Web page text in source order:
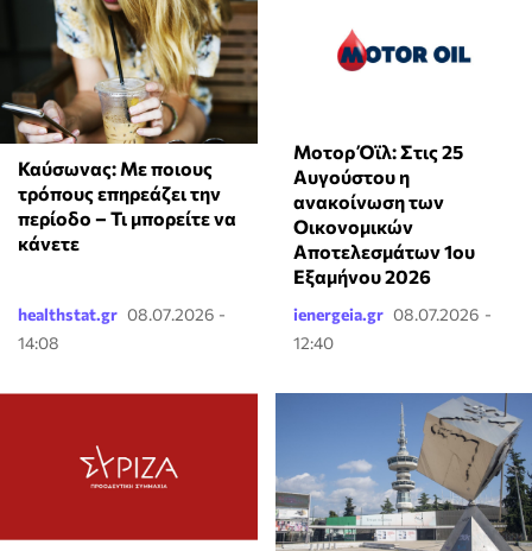
Καύσωνας: Με ποιους
τρόπους επηρεάζει την
περίοδο – Τι μπορείτε να
κάνετε
healthstat.gr 08.07.2026 -
14:08
Μοτορ Όϊλ: Στις 25
Αυγούστου η
ανακοίνωση των
Οικονομικών
Αποτελεσμάτων 1ου
Εξαμήνου 2026
ienergeia.gr 08.07.2026 -
12:40